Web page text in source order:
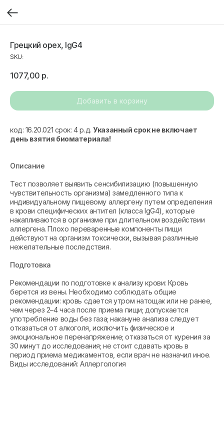
Грецкий орех, IgG4
SKU:
1077,00 р.
Добавить в корзину
код: 16.20.021 срок: 4 р.д.Указанный срок не включает
день взятия биоматериала!
Описание
Тест позволяет выявить сенсибилизацию (повышенную
чувствительность организма) замедленного типа к
индивидуальному пищевому аллергену путем определения
в крови специфических антител (класса IgG4), которые
накапливаются в организме при длительном воздействии
аллергена. Плохо переваренные компоненты пищи
действуют на организм токсически, вызывая различные
нежелательные последствия.
Подготовка
Рекомендации по подготовке к анализу крови: Кровь
берется из вены. Необходимо соблюдать общие
рекомендации: кровь сдается утром натощак или не ранее,
чем через 2–4 часа после приема пищи; допускается
употребление воды без газа; накануне анализа следует
отказаться от алкоголя, исключить физическое и
эмоциональное перенапряжение; отказаться от курения за
30 минут до исследования; не стоит сдавать кровь в
период приема медикаментов, если врач не назначил иное.
Виды исследований: Аллергология